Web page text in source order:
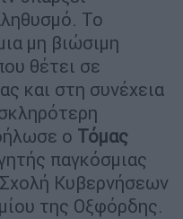
Το
μη βιώσιμη
θέτει σε
και στη συνέχεια
ο Τόμας
παγκόσμιας
Κυβερνήσεων
της Οξφόρδης.